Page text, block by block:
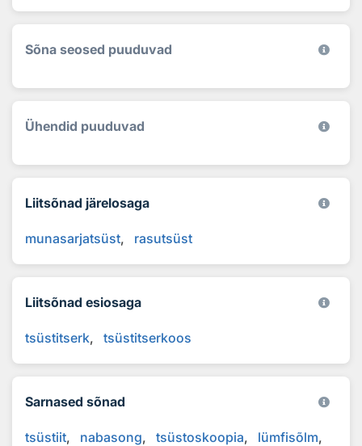
Sõna seosed puuduvad
Ühendid puuduvad
Liitsõnad järelosaga
munasarjatsüst rasutsüst
Liitsõnad esiosaga
tsüstitserk tsüstitserkoos
Sarnased sõnad
tsüstiit nabasong tsüstoskoopia
lümfisõlm